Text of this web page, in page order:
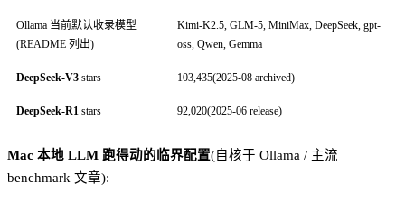
Ollama 当前默认收录模型
(README 列出)
Kimi-K2.5, GLM-5, MiniMax, DeepSeek, gpt-
oss, Qwen, Gemma
DeepSeek-V3 stars 103,435(2025-08 archived)
DeepSeek-R1 stars 92,020(2025-06 release)
Mac 本地 LLM 跑得动的临界配置(自核于 Ollama / 主流
benchmark 文章):